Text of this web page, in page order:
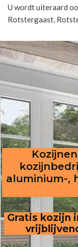
U wordt uiteraard
Rotstergaast,
aluminium-,
Gratis kozijn